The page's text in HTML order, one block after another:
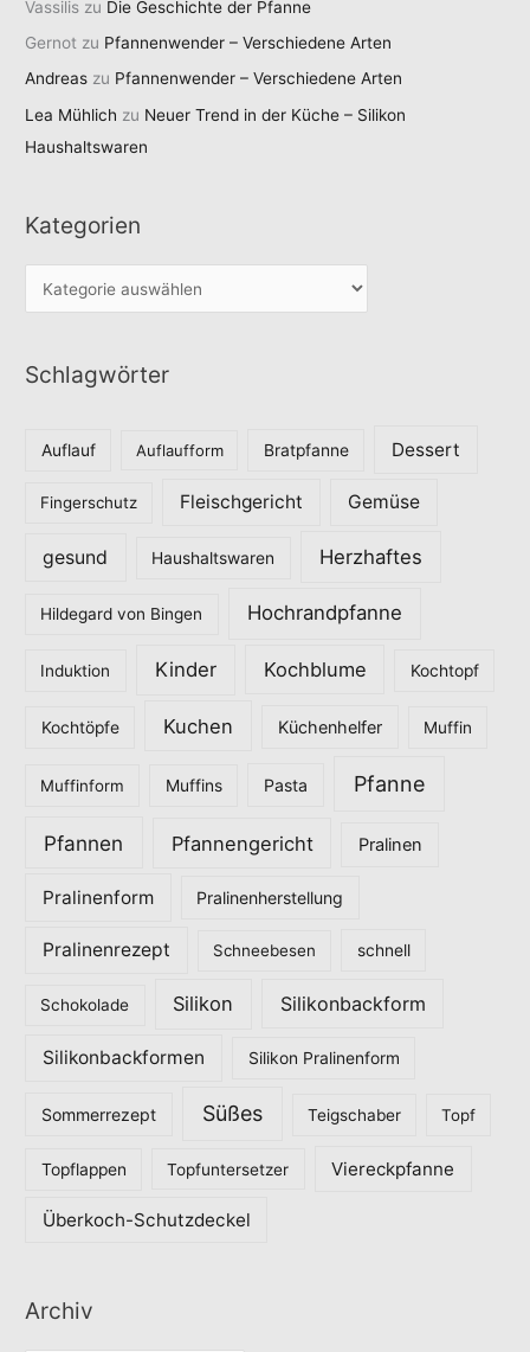
Vassilis zu Die Geschichte der Pfanne
Gernot zu Pfannenwender – Verschiedene Arten
Andreas zu Pfannenwender – Verschiedene Arten
Lea Mühlich zu Neuer Trend in der Küche – Silikon
Haushaltswaren
Kategorien
a
e
Schlagwörter
Auflauf Auflaufform Bratpfanne Dessert
Fingerschutz Fleischgericht Gemüse
gesund Haushaltswaren Herzhaftes
Hildegard von Bingen Hochrandpfanne
Induktion Kinder Kochblume Kochtopf
Kochtöpfe Kuchen Küchenhelfer Muffin
Muffinform Muffins Pasta Pfanne
Pfannen Pfannengericht Pralinen
Pralinenform Pralinenherstellung
Pralinenrezept Schneebesen schnell
Schokolade Silikon Silikonbackform
Silikonbackformen Silikon Pralinenform
Sommerrezept Süßes Teigschaber Topf
Topflappen Topfuntersetzer Viereckpfanne
Überkoch-Schutzdeckel
Archiv